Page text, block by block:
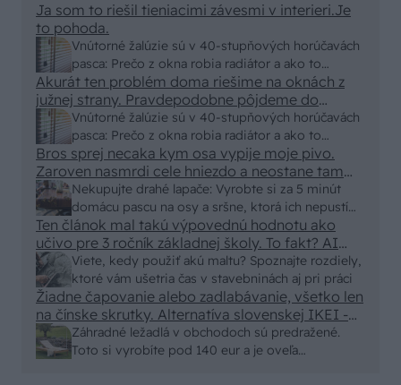
Vnútorné žalúzie sú v 40-stupňových horúčavách
pasca: Prečo z okna robia radiátor a ako to
vyriešiť za pár eur?
Ja som to riešil tieniacimi závesmi v interieri.Je
to pohoda.
Vnútorné žalúzie sú v 40-stupňových horúčavách
pasca: Prečo z okna robia radiátor a ako to
vyriešiť za pár eur?
Akurát ten problém doma riešime na oknách z
južnej strany. Pravdepodobne pôjdeme do
vonkajšieho tienenia na spôsob markízy
250x150cm. Čínsky predajcovia idú okolo 100
eur kus.
Nekupujte drahé lapače: Vyrobte si za 5 minút
domácu pascu na osy a sršne, ktorá ich nepustí
von
Bros sprej necaka kym osa vypije moje pivo.
Zaroven nasmrdi cele hniezdo a neostane tam
nic zive. Vasa pasca naucinke moc efektivne.
Skor pritiahne slimaky
Viete, kedy použiť akú maltu? Spoznajte rozdiely,
ktoré vám ušetria čas v stavebninách aj pri práci
Ten článok mal takú výpovednú hodnotu ako
učivo pre 3 ročník základnej školy. To fakt? AI
alebo nejaka kniha z VŠ? Dnešné rychlotvrdnuce
malty - pevnosť 40 Mpa a doba schnutia tak 15
minut , k tomu vodotesné s kryštálikou. A rozdiel
- schnutie a zretie. Nič?
Záhradné ležadlá v obchodoch sú predražené.
Toto si vyrobíte pod 140 eur a je oveľa
Žiadne čapovanie alebo zadlabávanie, všetko len
na čínske skrutky. Alternatíva slovenskej IKEI -
čo sa týka pevnosti. Autor si nedal veľa námahy s
remeselným spracovaním, škoda. No lepšie než